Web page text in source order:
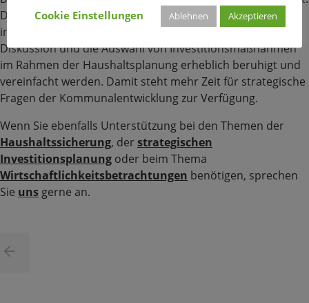
Das hilft, die Investitionen entsprechend ihrer Bedeutung
in eine Reihenfolge zu bringen. So kann in Kommunen die
Diskussion und die Auswahl von Investitionsmaßnahmen
im Rahmen der Haushaltsplanung erheblich beruhigt und
vereinfacht werden. Damit steht mehr Zeit für strategische
Fragen der Kommunalentwicklung zur Verfügung.
Wenn Sie ebenfalls Unterstützung bei den Themen der
Haushaltssicherung, der strategischen
Investitionsplanung oder beim Thema
Wirtschaftlichkeitsbetrachtungen benötigen, sprechen
Sie uns gerne an.
Cookie Einstellungen Ablehnen Akzeptieren